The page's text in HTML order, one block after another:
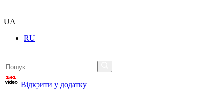
UA
RU
Відкрити у додатку